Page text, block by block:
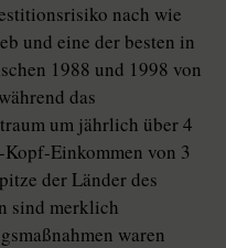
nach wie
und eine der besten in
1988 und 1998 von
das
um jährlich über 4
Einkommen von 3
der Länder des
sind merklich
waren